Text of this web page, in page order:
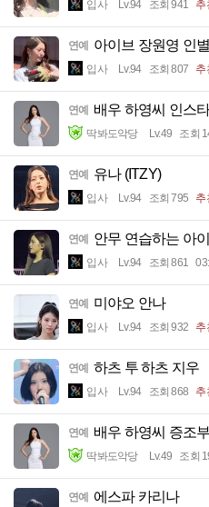
입사 Lv.94 조회 941 추
연예 아이브 장원영 인별
입사 Lv.94 조회 807 추
연예 배우 하영씨 인스
딱봐도악당 Lv.49 조회
연예 유나 (ITZY)
입사 Lv.94 조회 795 추
연예 안무 연습하는 아
입사 Lv.94 조회 861
연예 미야오 안나
입사 Lv.94 조회 932 추
연예 하츠 투 하츠 지우
입사 Lv.94 조회 868 추
연예 배우 하영씨 증조
딱봐도악당 Lv.49 조회
연예 에스파 카리나